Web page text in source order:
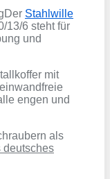
Der Stahlwille
13/6 steht für
und
mit
engen und
als
deutsches